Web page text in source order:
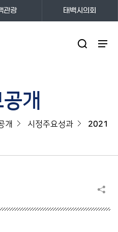
관광 태백시의회
개
개 시정주요성과 2021